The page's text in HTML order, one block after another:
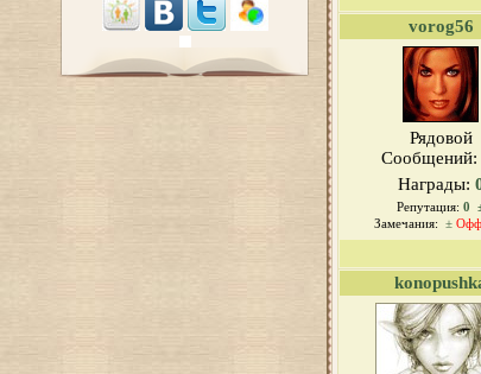
vorog56
Рядовой
Сообщений:
Награды:
Репутация: 0
Замечания:
±